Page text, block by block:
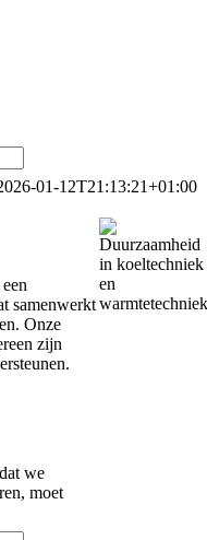
01-12T21:13:21+01:00
samenwerkt
Onze
zijn
we
moet